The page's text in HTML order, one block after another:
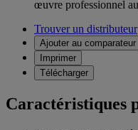
œuvre professionnel
Trouver un distributeur
Ajouter au comparateur
Imprimer
Télécharger
Caractéristiques